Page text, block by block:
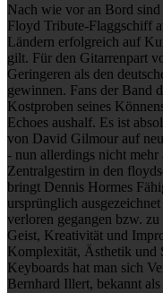
Nach wie vor an Bord
Floyd Tribute-Flaggschiff
Ländern erfolgreich auf
gilt. Für den Gitarrenpart
Geringeren als den
gewinnen. Fans der Band
Kostproben seines
Echoes aushalf. Es ist
von David Gilmour auf
- nun allerdings nicht mehr
Zentralgestirn in den
bringt Dennis Hormes
ursprünglich
verloren gegangen bzw.
Geist, Kreativität und
Komplexität, Ästhetik und
Keyboards hat man sich
Bernhard Illert, bekannt